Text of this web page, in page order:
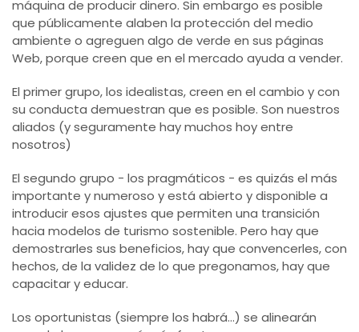
máquina de producir dinero. Sin embargo es posible
que públicamente alaben la protección del medio
ambiente o agreguen algo de verde en sus páginas
Web, porque creen que en el mercado ayuda a vender.
El primer grupo, los idealistas, creen en el cambio y con
su conducta demuestran que es posible. Son nuestros
aliados (y seguramente hay muchos hoy entre
nosotros)
El segundo grupo - los pragmáticos - es quizás el más
importante y numeroso y está abierto y disponible a
introducir esos ajustes que permiten una transición
hacia modelos de turismo sostenible. Pero hay que
demostrarles sus beneficios, hay que convencerles, con
hechos, de la validez de lo que pregonamos, hay que
capacitar y educar.
Los oportunistas (siempre los habrá…) se alinearán